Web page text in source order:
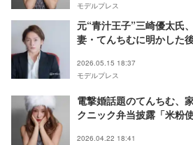
モデルプレス
元“青汁王子”三崎優太氏
妻・てんちむに明かした
2026.05.15 18:37
モデルプレス
電撃婚話題のてんちむ、
クニック弁当披露「米粉
2026.04.22 18:41